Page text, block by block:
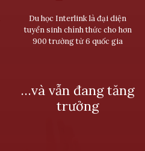
Du học Interlink là đại diện
tuyển sinh chính thức cho hơn
900 trường từ 6 quốc gia
…và vẫn đang tăng
trưởng